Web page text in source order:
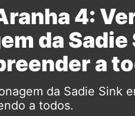
4:
da
a
da Sadie Sink
a todos.